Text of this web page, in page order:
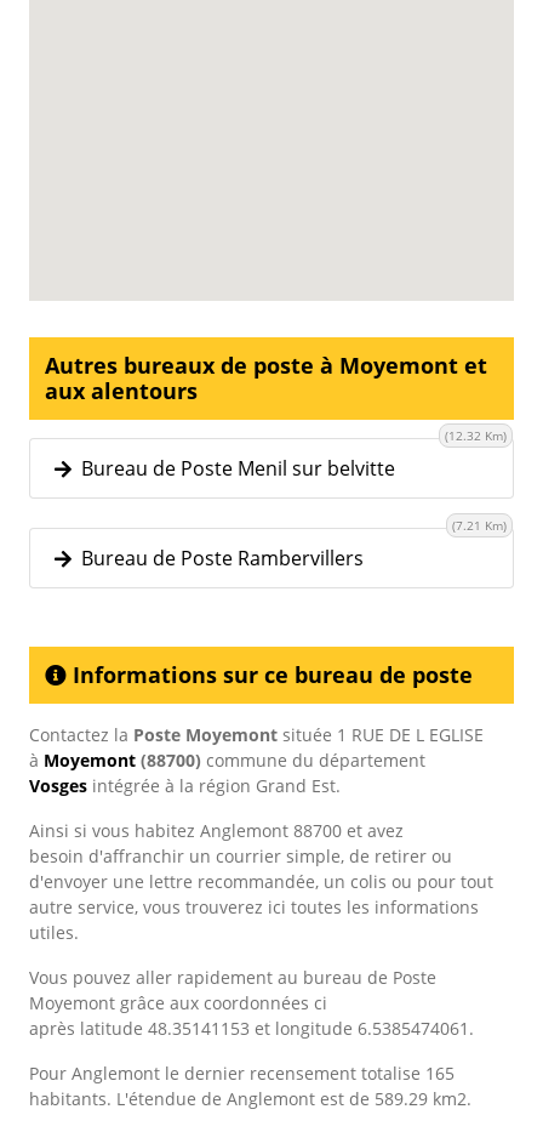
Autres bureaux de poste à Moyemont et
aux alentours
Bureau de Poste Menil sur belvitte
(12.32 Km)
Bureau de Poste Rambervillers
(7.21 Km)
Informations sur ce bureau de poste
Contactez la Poste Moyemont située 1 RUE DE L EGLISE
à Moyemont (88700) commune du département
Vosges intégrée à la région Grand Est.
Ainsi si vous habitez Anglemont 88700 et avez
besoin d'affranchir un courrier simple, de retirer ou
d'envoyer une lettre recommandée, un colis ou pour tout
autre service, vous trouverez ici toutes les informations
utiles.
Vous pouvez aller rapidement au bureau de Poste
Moyemont grâce aux coordonnées ci
après latitude 48.35141153 et longitude 6.5385474061.
Pour Anglemont le dernier recensement totalise 165
habitants. L'étendue de Anglemont est de 589.29 km2.